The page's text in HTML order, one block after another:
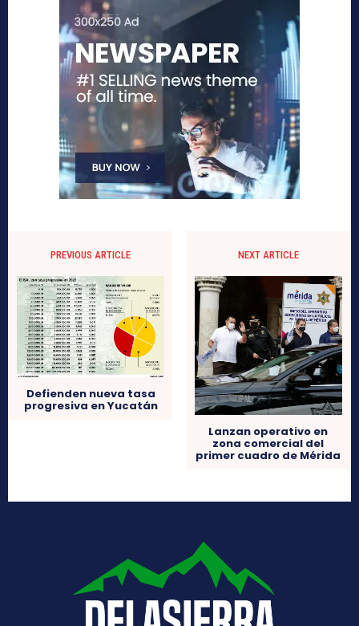
PREVIOUS ARTICLE
Defienden nueva tasa
progresiva en Yucatán
NEXT ARTICLE
Lanzan operativo en
zona comercial del
primer cuadro de Mérida